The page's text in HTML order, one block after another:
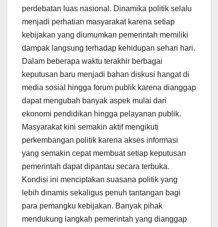
perdebatan luas nasional. Dinamika politik selalu
menjadi perhatian masyarakat karena setiap
kebijakan yang diumumkan pemerintah memiliki
dampak langsung terhadap kehidupan sehari hari.
Dalam beberapa waktu terakhir berbagai
keputusan baru menjadi bahan diskusi hangat di
media sosial hingga forum publik karena dianggap
dapat mengubah banyak aspek mulai dari
ekonomi pendidikan hingga pelayanan publik.
Masyarakat kini semakin aktif mengikuti
perkembangan politik karena akses informasi
yang semakin cepat membuat setiap keputusan
pemerintah dapat dipantau secara terbuka.
Kondisi ini menciptakan suasana politik yang
lebih dinamis sekaligus penuh tantangan bagi
para pemangku kebijakan. Banyak pihak
mendukung langkah pemerintah yang dianggap